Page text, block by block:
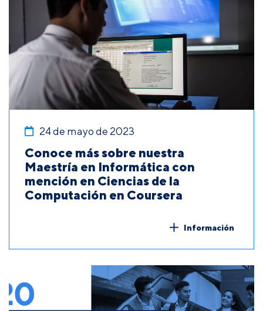
24 de mayo de 2023
Conoce más sobre nuestra
Maestría en Informática con
mención en Ciencias de la
Computación en Coursera
Información